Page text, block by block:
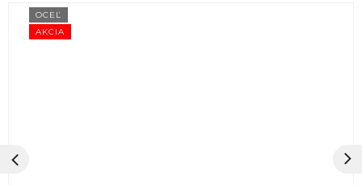
AKCIA
OCEĽ